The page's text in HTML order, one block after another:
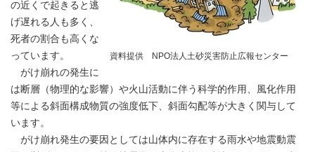
資料提供 NPO法人土砂災害防止広報センター
の近くで起きると逃
げ遅れる人も多く、
死者の割合も高くな
っています。
がけ崩れの発生に
は断層（物理的な影響）や火山活動に伴う科学的作用、風化作用
等による斜面構成物質の強度低下、斜面勾配等が大きく関与して
います。
がけ崩れ発生の要因としては山体内に存在する雨水や地震動震